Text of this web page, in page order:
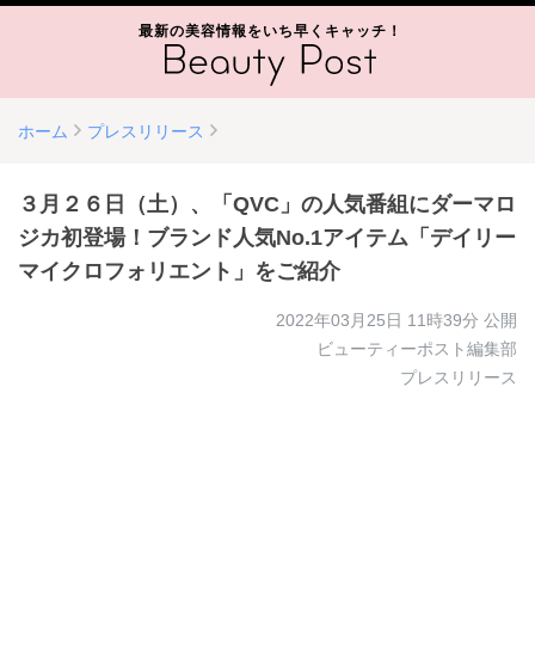
最新の美容情報をいち早くキャッチ！
ホーム プレスリリース
３月２６日（土）、「QVC」の人気番組にダーマロ
ジカ初登場！ブランド人気No.1アイテム「デイリー
マイクロフォリエント」をご紹介
2022年03月25日 11時39分 公開
ビューティーポスト編集部
プレスリリース